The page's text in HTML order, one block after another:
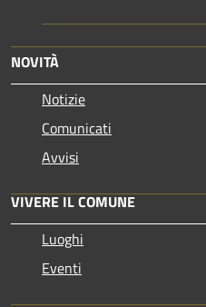
NOVITÀ
Notizie
Comunicati
Avvisi
VIVERE IL COMUNE
Luoghi
Eventi